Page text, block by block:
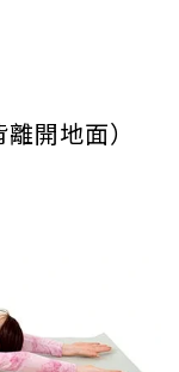
開地面）